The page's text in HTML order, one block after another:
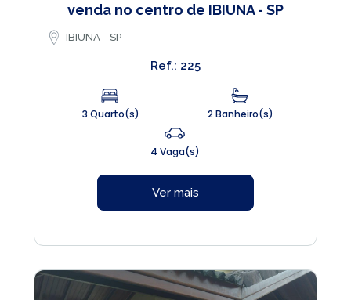
venda no centro de IBIUNA - SP
IBIUNA - SP
Ref.: 225
3 Quarto(s) 2 Banheiro(s)
4 Vaga(s)
Ver mais